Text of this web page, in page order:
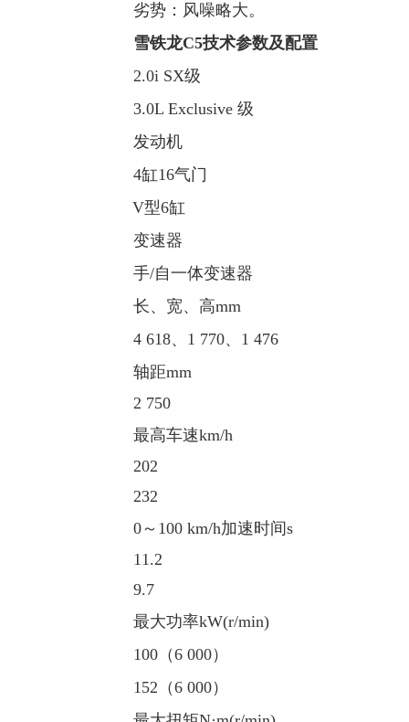
劣势：风噪略大。
雪铁龙C5技术参数及配置
2.0i SX级
3.0L Exclusive 级
发动机
4缸16气门
V型6缸
变速器
手/自一体变速器
长、宽、高mm
4 618、1 770、1 476
轴距mm
2 750
最高车速km/h
202
232
0～100 km/h加速时间s
11.2
9.7
最大功率kW(r/min)
100（6 000）
152（6 000）